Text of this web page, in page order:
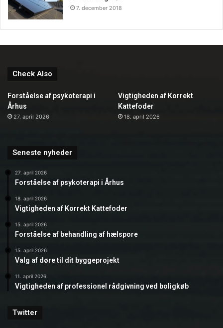
7. december 2018
Check Also
Forståelse af psykoterapi i
Århus
27. april 2026
Vigtigheden af Korrekt
Kattefoder
18. april 2026
Seneste nyheder
27. april 2026
Forståelse af psykoterapi i Århus
18. april 2026
Vigtigheden af Korrekt Kattefoder
15. april 2026
Forståelse af behandling af hælspore
15. april 2026
Valg af døre til dit byggeprojekt
11. april 2026
Vigtigheden af professionel rådgivning ved boligkøb
Twitter